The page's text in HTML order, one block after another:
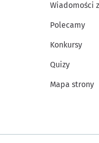
Wiadomości
Polecamy
Konkursy
Quizy
Mapa strony